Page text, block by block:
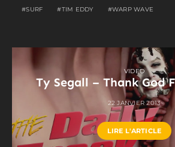
SURF
TIM EDDY WARP WAVE
VIDEO
Ty Segall – Thank God
22 JANVIER 2013
LIRE L'ARTICLE